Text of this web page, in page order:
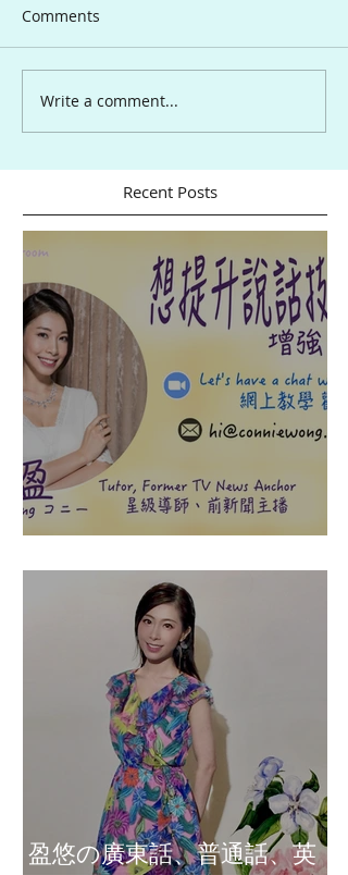
Comments
Write a comment...
Recent Posts
盈悠の廣東話、普通話、英